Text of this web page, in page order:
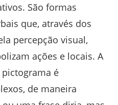
São formas
que, através dos
percepção visual,
ações e locais. A
é
de maneira